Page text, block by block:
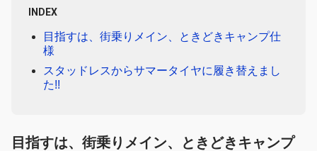
INDEX
目指すは、街乗りメイン、ときどきキャンプ仕
様
スタッドレスからサマータイヤに履き替えまし
た!!
目指すは、街乗りメイン、ときどきキャンプ